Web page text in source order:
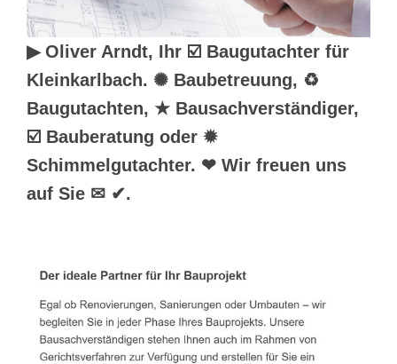
▶︎ Oliver Arndt, Ihr ☑️ Baugutachter für
Kleinkarlbach. ✺ Baubetreuung, ♻
Baugutachten, ★ Bausachverständiger,
☑️ Bauberatung oder ✹
Schimmelgutachter. ❤ Wir freuen uns
auf Sie ✉ ✔.